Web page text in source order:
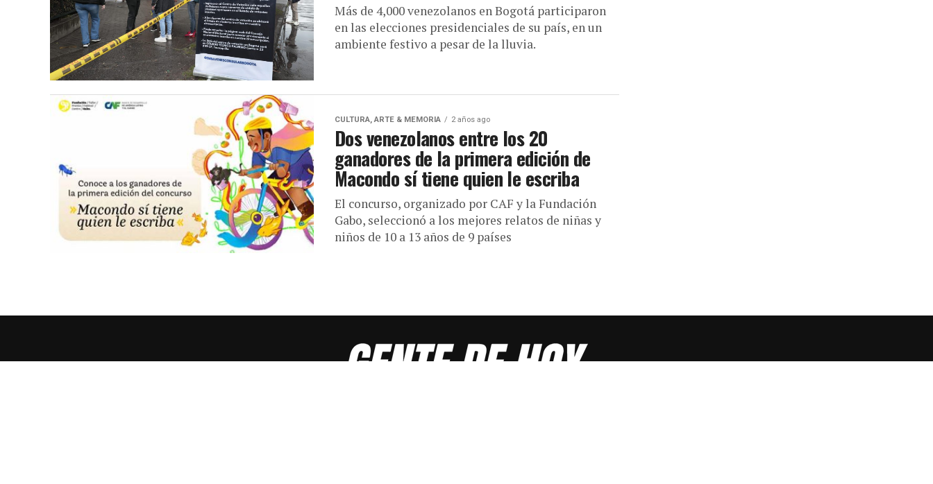
Más de 4,000 venezolanos en Bogotá participaron
en las elecciones presidenciales de su país, en un
ambiente festivo a pesar de la lluvia.
CULTURA, ARTE & MEMORIA 2 años ago
Dos venezolanos entre los 20
ganadores de la primera edición de
Macondo sí tiene quien le escriba
El concurso, organizado por CAF y la Fundación
Gabo, seleccionó a los mejores relatos de niñas y
niños de 10 a 13 años de 9 países